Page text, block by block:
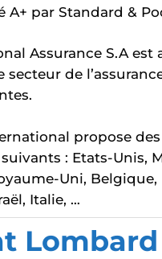
A+ par Standard &
Assurance S.A est
secteur de
propose
: Etats-Unis,
Uni,
Italie, …